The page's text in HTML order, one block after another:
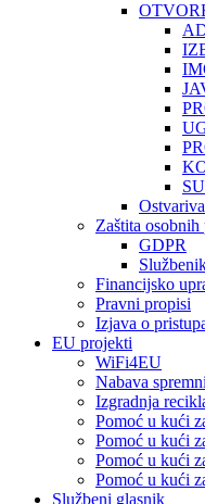
Zaštita osobnih
GDPR
Financijsko
Pravni propisi
Izjava o
EU projekti
WiFi4EU
Nabava
Izgradnja
Pomoć u kući
Pomoć u kući
Pomoć u kući
Pomoć u kući
Službeni glasnik